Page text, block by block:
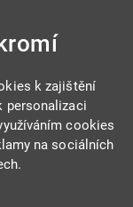
k zajištění
personalizaci
cookies
na sociálních